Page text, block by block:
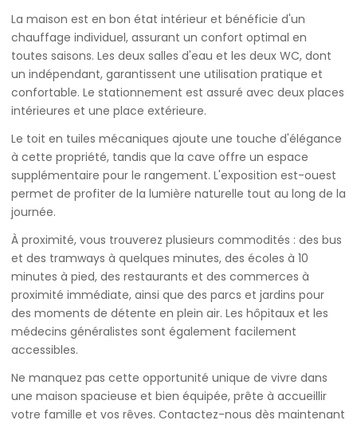
La maison est en bon état intérieur et bénéficie d'un
chauffage individuel, assurant un confort optimal en
toutes saisons. Les deux salles d'eau et les deux WC, dont
un indépendant, garantissent une utilisation pratique et
confortable. Le stationnement est assuré avec deux places
intérieures et une place extérieure.
Le toit en tuiles mécaniques ajoute une touche d'élégance
à cette propriété, tandis que la cave offre un espace
supplémentaire pour le rangement. L'exposition est-ouest
permet de profiter de la lumière naturelle tout au long de la
journée.
À proximité, vous trouverez plusieurs commodités : des bus
et des tramways à quelques minutes, des écoles à 10
minutes à pied, des restaurants et des commerces à
proximité immédiate, ainsi que des parcs et jardins pour
des moments de détente en plein air. Les hôpitaux et les
médecins généralistes sont également facilement
accessibles.
Ne manquez pas cette opportunité unique de vivre dans
une maison spacieuse et bien équipée, prête à accueillir
votre famille et vos rêves. Contactez-nous dès maintenant